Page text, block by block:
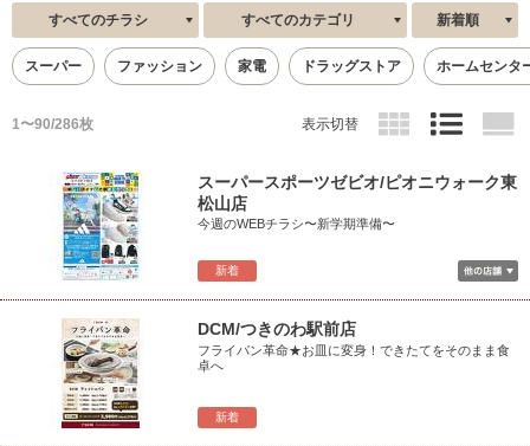
すべてのチラシ すべてのカテゴリ 新着順
スーパー ファッション 家電 ドラッグストア ホームセンタ
1〜90/286枚 表示切替
新着
スーパースポーツゼビオ/ピオニウォーク東
松山店
今週のWEBチラシ〜新学期準備〜
新着
DCM/つきのわ駅前店
フライパン革命★お皿に変身！できたてをそのまま食
卓へ